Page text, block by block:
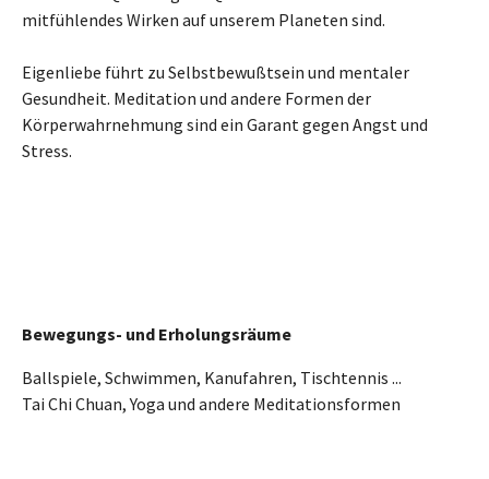
mitfühlendes Wirken auf unserem Planeten sind.
Eigenliebe führt zu Selbstbewußtsein und mentaler
Gesundheit. Meditation und andere Formen der
Körperwahrnehmung sind ein Garant gegen Angst und
Stress.
Bewegungs- und Erholungsräume
Ballspiele, Schwimmen, Kanufahren, Tischtennis ...
Tai Chi Chuan, Yoga und andere Meditationsformen